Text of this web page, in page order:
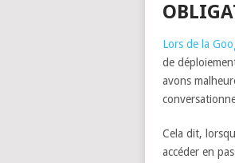
Lors de la
de
avons
Cela dit,
accéder en